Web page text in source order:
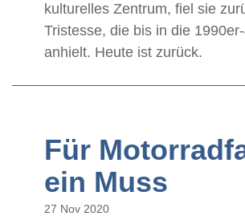
kulturelles Zentrum, fiel sie
Tristesse, die bis in die
anhielt. Heute ist zurück.
Für
ein Muss
27 Nov 2020